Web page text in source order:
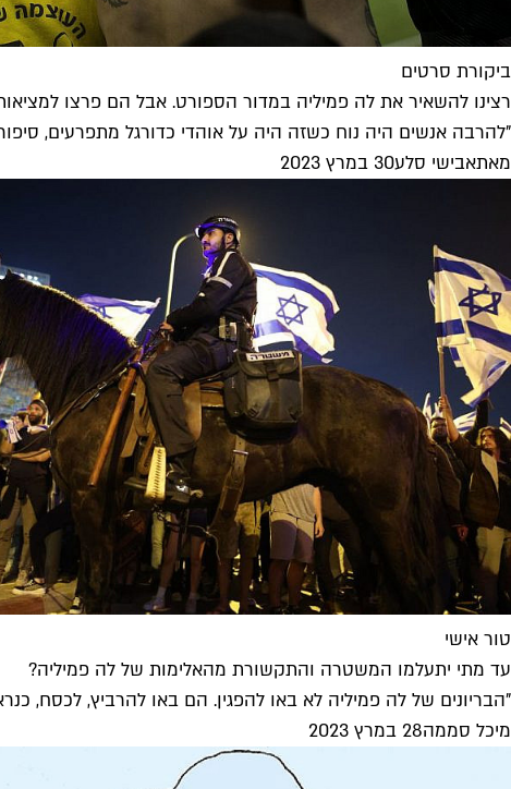
ביקורת סרטים
רצינו להשאיר את לה פמיליה במדור הספורט. אבל הם פרצו
"להרבה אנשים היה נוח כשזה היה על אוהדי כדורגל מתפרעים,
מאתאבישי סלע30 במרץ 2023
טור אישי
עד מתי יתעלמו המשטרה והתקשורת מהאלימות של לה פמיליה?
"הבריונים של לה פמיליה לא באו להפגין. הם באו להרביץ, לכסח,
מיכל סממה28 במרץ 2023